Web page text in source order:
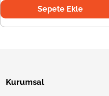
Sepete Ekle
Kurumsal